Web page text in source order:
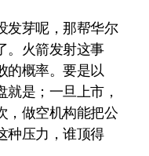
发芽呢，那帮华尔
。火箭发射这事
的概率。要是以
是；一旦上市，
，做空机构能把公
种压力，谁顶得